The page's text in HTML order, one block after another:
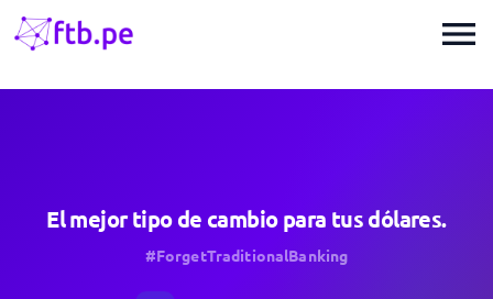
menu
El mejor tipo de cambio para tus dólares.
#ForgetTraditionalBanking